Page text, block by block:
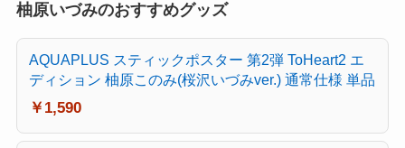
柚原いづみのおすすめグッズ
AQUAPLUS スティックポスター 第2弾 ToHeart2 エ
ディション 柚原このみ(桜沢いづみver.) 通常仕様 単品
￥1,590